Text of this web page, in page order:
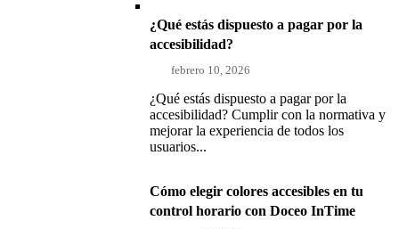
¿Qué estás dispuesto a pagar por la
accesibilidad?
febrero 10, 2026
¿Qué estás dispuesto a pagar por la
accesibilidad? Cumplir con la normativa y
mejorar la experiencia de todos los
usuarios...
Cómo elegir colores accesibles en tu
control horario con Doceo InTime